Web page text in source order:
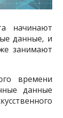
начинают
данные, и
занимают
времени
данные